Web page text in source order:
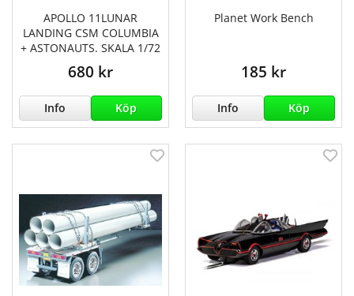
APOLLO 11LUNAR
LANDING CSM COLUMBIA
+ ASTONAUTS. SKALA 1/72
680 kr
Info Köp
Planet Work Bench
185 kr
Info Köp